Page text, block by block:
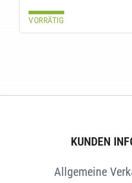
VORRÄTIG
KUNDEN
Allgemeine